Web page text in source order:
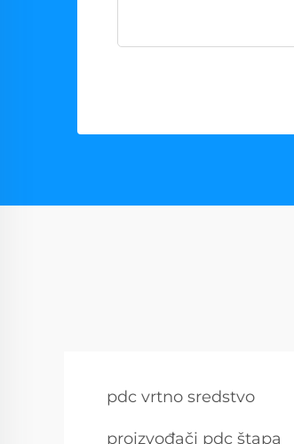
pdc vrtno sredstvo
proizvođači pdc štapa